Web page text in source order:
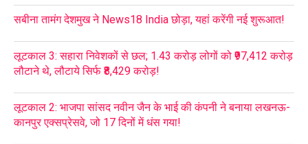
सबीना तामंग देशमुख ने News18 India छोड़ा, यहां करेंगी नई शुरूआत!
लूटकाल 3: सहारा निवेशकों से छल; 1.43 करोड़ लोगों को ₹97,412 करोड़
लौटाने थे, लौटाये सिर्फ ₹8,429 करोड़!
लूटकाल 2: भाजपा सांसद नवीन जैन के भाई की कंपनी ने बनाया लखनऊ-
कानपुर एक्सप्रेसवे, जो 17 दिनों में धंस गया!